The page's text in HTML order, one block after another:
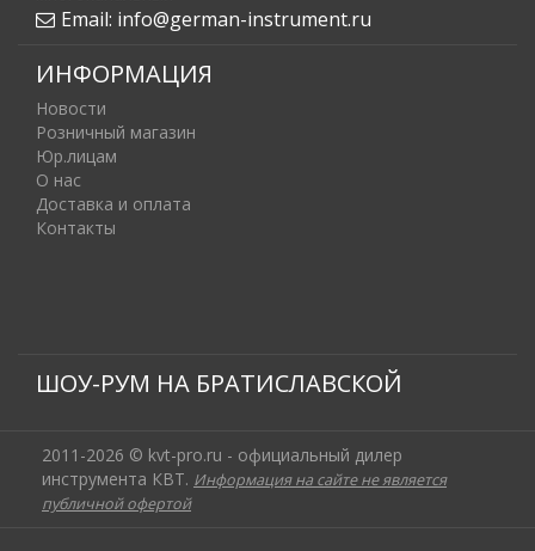
Email: info@german-instrument.ru
ИНФОРМАЦИЯ
Новости
Розничный магазин
Юр.лицам
О нас
Доставка и оплата
Контакты
ШОУ-РУМ НА БРАТИСЛАВСКОЙ
2011-2026 © kvt-pro.ru - официальный дилер
инструмента КВТ. Информация на сайте не является
публичной офертой